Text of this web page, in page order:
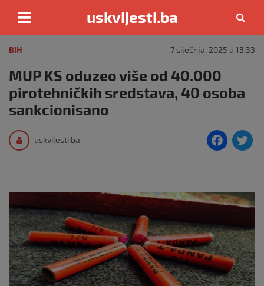
content
uskvijesti.ba
BIH 7 siječnja, 2025 u 13:33
MUP KS oduzeo više od 40.000
pirotehničkih sredstava, 40 osoba
sankcionisano
uskvijesti.ba
F
e
b
o
o
k